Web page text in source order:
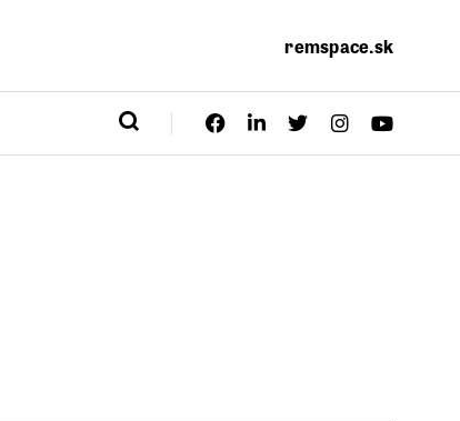
remspace.sk